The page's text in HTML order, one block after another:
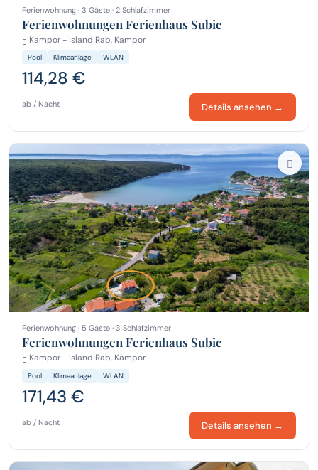
Ferienwohnung · 3 Gäste · 2 Schlafzimmer
Ferienwohnungen Ferienhaus Subic
Kampor - island Rab, Kampor
Pool Klimaanlage WLAN
114,28 €
ab / Nacht Details ansehen →
Ferienwohnung · 5 Gäste · 3 Schlafzimmer
Ferienwohnungen Ferienhaus Subic
Kampor - island Rab, Kampor
Pool Klimaanlage WLAN
171,43 €
ab / Nacht Details ansehen →